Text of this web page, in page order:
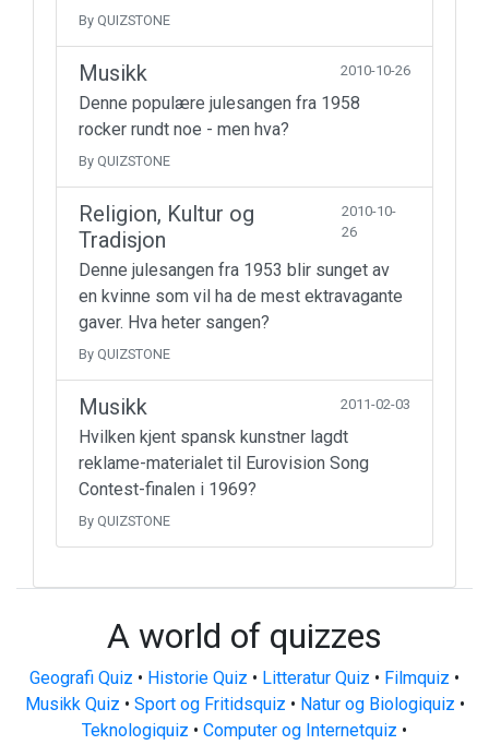
By QUIZSTONE
Musikk 2010-10-26
Denne populære julesangen fra 1958
rocker rundt noe - men hva?
By QUIZSTONE
Religion, Kultur og
Tradisjon
2010-10-
26
Denne julesangen fra 1953 blir sunget av
en kvinne som vil ha de mest ektravagante
gaver. Hva heter sangen?
By QUIZSTONE
Musikk 2011-02-03
Hvilken kjent spansk kunstner lagdt
reklame-materialet til Eurovision Song
Contest-finalen i 1969?
By QUIZSTONE
A world of quizzes
Geografi Quiz • Historie Quiz • Litteratur Quiz • Filmquiz •
Musikk Quiz • Sport og Fritidsquiz • Natur og Biologiquiz •
Teknologiquiz • Computer og Internetquiz •